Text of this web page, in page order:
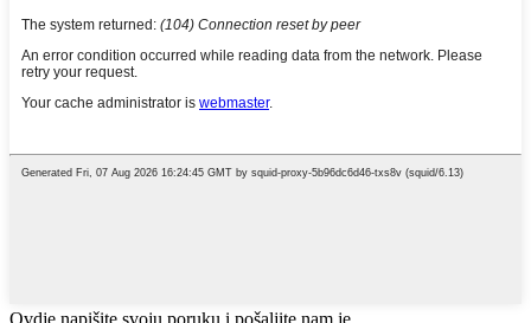
Ovdje napišite svoju poruku i pošaljite nam je